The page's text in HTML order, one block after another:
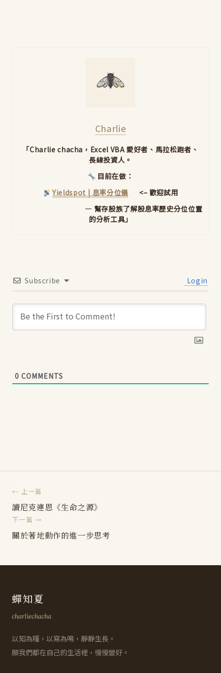
Charlie
「Charlie chacha，Excel VBA 愛好者、馬拉松跑者、
長線投資人。
目前在做：
Yieldspot | 息率分位儀 <– 歡迎試用
— 幫存股族了解股息率歷史分位位置
的分析工具」
Subscribe Login
0 COMMENTS
← 上一篇
讀尼克連恩《生命之源》
下一篇 →
關於著地動作的進一步思考
蟬知夏
charliechacha
以知為糧，以寫為鳴，靜靜生長。
願我們都在自己的生活裡，慢慢變好。